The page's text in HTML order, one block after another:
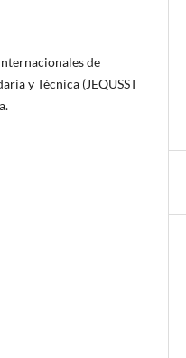
de
y Técnica (JEQUSST